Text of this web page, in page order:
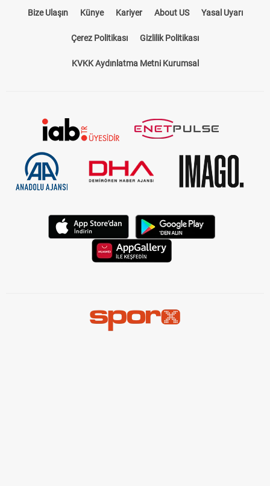
Bize Ulaşın Künye Kariyer About US Yasal Uyarı
Çerez Politikası Gizlilik Politikası
KVKK Aydınlatma Metni Kurumsal